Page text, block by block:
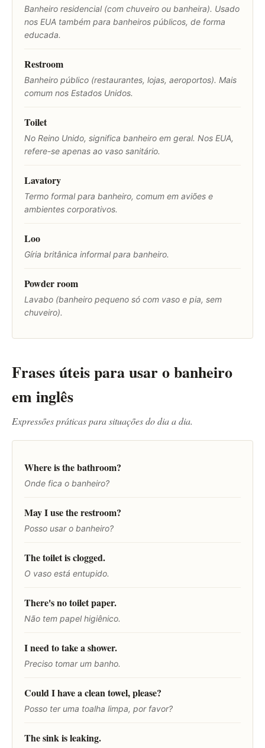
Banheiro residencial (com chuveiro ou banheira). Usado
nos EUA também para banheiros públicos, de forma
educada.
Restroom
Banheiro público (restaurantes, lojas, aeroportos). Mais
comum nos Estados Unidos.
Toilet
No Reino Unido, significa banheiro em geral. Nos EUA,
refere-se apenas ao vaso sanitário.
Lavatory
Termo formal para banheiro, comum em aviões e
ambientes corporativos.
Loo
Gíria britânica informal para banheiro.
Powder room
Lavabo (banheiro pequeno só com vaso e pia, sem
chuveiro).
Frases úteis para usar o banheiro
em inglês
Expressões práticas para situações do dia a dia.
Where is the bathroom?
Onde fica o banheiro?
May I use the restroom?
Posso usar o banheiro?
The toilet is clogged.
O vaso está entupido.
There's no toilet paper.
Não tem papel higiênico.
I need to take a shower.
Preciso tomar um banho.
Could I have a clean towel, please?
Posso ter uma toalha limpa, por favor?
The sink is leaking.